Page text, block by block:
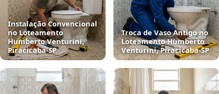
Instalação Convencional
no Loteamento
Humberto Venturini,
Piracicaba‑SP
Troca de Vaso Antigo no
Loteamento Humberto
Venturini, Piracicaba‑SP